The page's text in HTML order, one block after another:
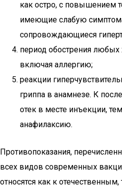
как остро, с повышением
имеющие слабую
сопровождающиеся
период обострения любых
включая аллергию;
реакции
гриппа в анамнезе. К
отек в месте инъекции,
анафилаксию.
Противопоказания,
всех видов современных
относятся как к